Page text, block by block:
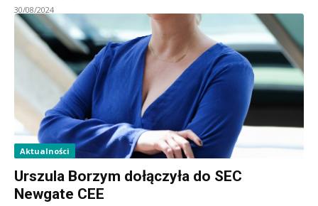
30/08/2024
Aktualności
Urszula Borzym dołączyła do SEC
Newgate CEE